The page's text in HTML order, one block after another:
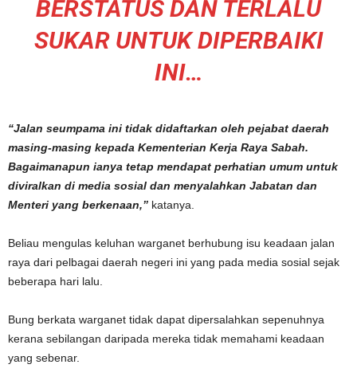
BERSTATUS DAN TERLALU
SUKAR UNTUK DIPERBAIKI
INI…
“Jalan seumpama ini tidak didaftarkan oleh pejabat daerah
masing-masing kepada Kementerian Kerja Raya Sabah.
Bagaimanapun ianya tetap mendapat perhatian umum untuk
diviralkan di media sosial dan menyalahkan Jabatan dan
Menteri yang berkenaan,” katanya.
Beliau mengulas keluhan warganet berhubung isu keadaan jalan
raya dari pelbagai daerah negeri ini yang pada media sosial sejak
beberapa hari lalu.
Bung berkata warganet tidak dapat dipersalahkan sepenuhnya
kerana sebilangan daripada mereka tidak memahami keadaan
yang sebenar.